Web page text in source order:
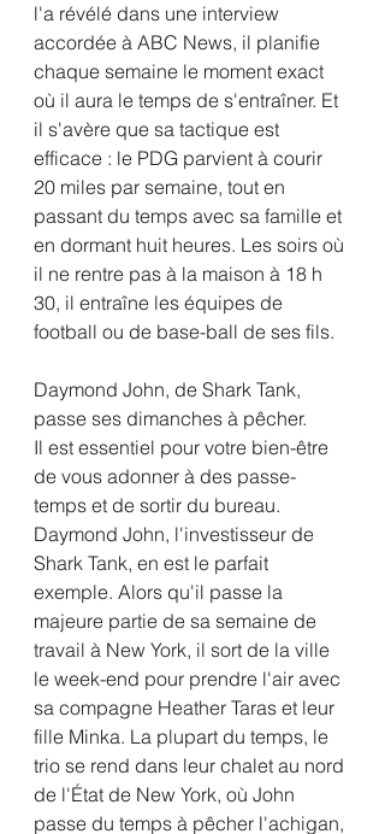
l'a révélé dans une interview
accordée à ABC News, il planifie
chaque semaine le moment exact
où il aura le temps de s'entraîner. Et
il s'avère que sa tactique est
efficace : le PDG parvient à courir
20 miles par semaine, tout en
passant du temps avec sa famille et
en dormant huit heures. Les soirs où
il ne rentre pas à la maison à 18 h
30, il entraîne les équipes de
football ou de base-ball de ses fils.
Daymond John, de Shark Tank,
passe ses dimanches à pêcher.
Il est essentiel pour votre bien-être
de vous adonner à des passe-
temps et de sortir du bureau.
Daymond John, l'investisseur de
Shark Tank, en est le parfait
exemple. Alors qu'il passe la
majeure partie de sa semaine de
travail à New York, il sort de la ville
le week-end pour prendre l'air avec
sa compagne Heather Taras et leur
fille Minka. La plupart du temps, le
trio se rend dans leur chalet au nord
de l'État de New York, où John
passe du temps à pêcher l'achigan,